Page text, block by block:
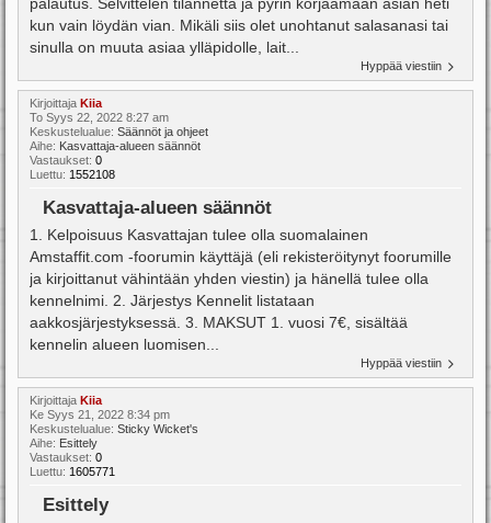
kun vain löydän vian. Mikäli siis olet unohtanut salasanasi tai
sinulla on muuta asiaa ylläpidolle, lait...
Hyppää viestiin
Kirjoittaja Kiia
To Syys 22, 2022 8:27 am
Keskustelualue: Säännöt ja ohjeet
Aihe: Kasvattaja-alueen säännöt
Vastaukset: 0
Luettu: 1552108
Kasvattaja-alueen säännöt
1. Kelpoisuus Kasvattajan tulee olla suomalainen
Amstaffit.com -foorumin käyttäjä (eli rekisteröitynyt foorumille
ja kirjoittanut vähintään yhden viestin) ja hänellä tulee olla
kennelnimi. 2. Järjestys Kennelit listataan
aakkosjärjestyksessä. 3. MAKSUT 1. vuosi 7€, sisältää
kennelin alueen luomisen...
Hyppää viestiin
Kirjoittaja Kiia
Ke Syys 21, 2022 8:34 pm
Keskustelualue: Sticky Wicket's
Aihe: Esittely
Vastaukset: 0
Luettu: 1605771
Esittely